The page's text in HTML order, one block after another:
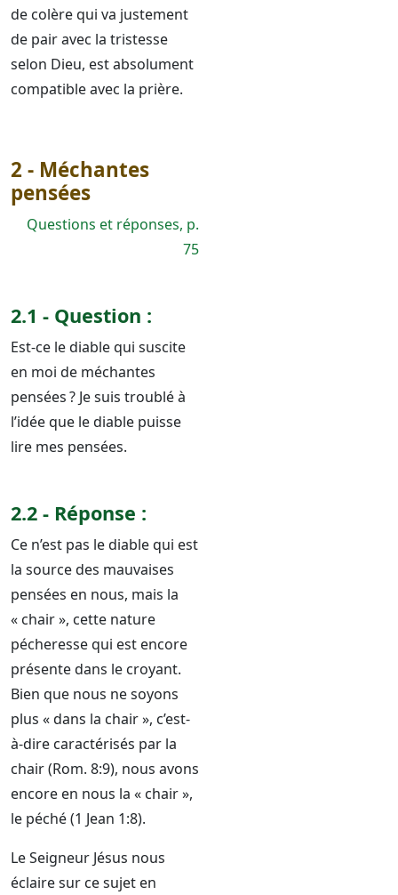
de colère qui va justement
de pair avec la tristesse
selon Dieu, est absolument
compatible avec la prière.
2 - Méchantes
pensées
Questions et réponses, p.
75
2.1 - Question :
Est-ce le diable qui suscite
en moi de méchantes
pensées ? Je suis troublé à
l’idée que le diable puisse
lire mes pensées.
2.2 - Réponse :
Ce n’est pas le diable qui est
la source des mauvaises
pensées en nous, mais la
« chair », cette nature
pécheresse qui est encore
présente dans le croyant.
Bien que nous ne soyons
plus « dans la chair », c’est-
à-dire caractérisés par la
chair (Rom. 8:9), nous avons
encore en nous la « chair »,
le péché (1 Jean 1:8).
Le Seigneur Jésus nous
éclaire sur ce sujet en